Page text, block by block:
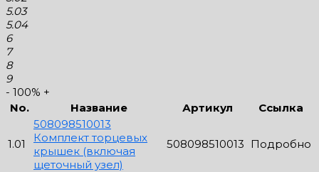
5.03
5.04
6
7
8
9
- 100% +
No.
Название Артикул Ссылка
1.01
508098510013
Комплект торцевых
крышек (включая
щеточный узел)
508098510013 Подробно